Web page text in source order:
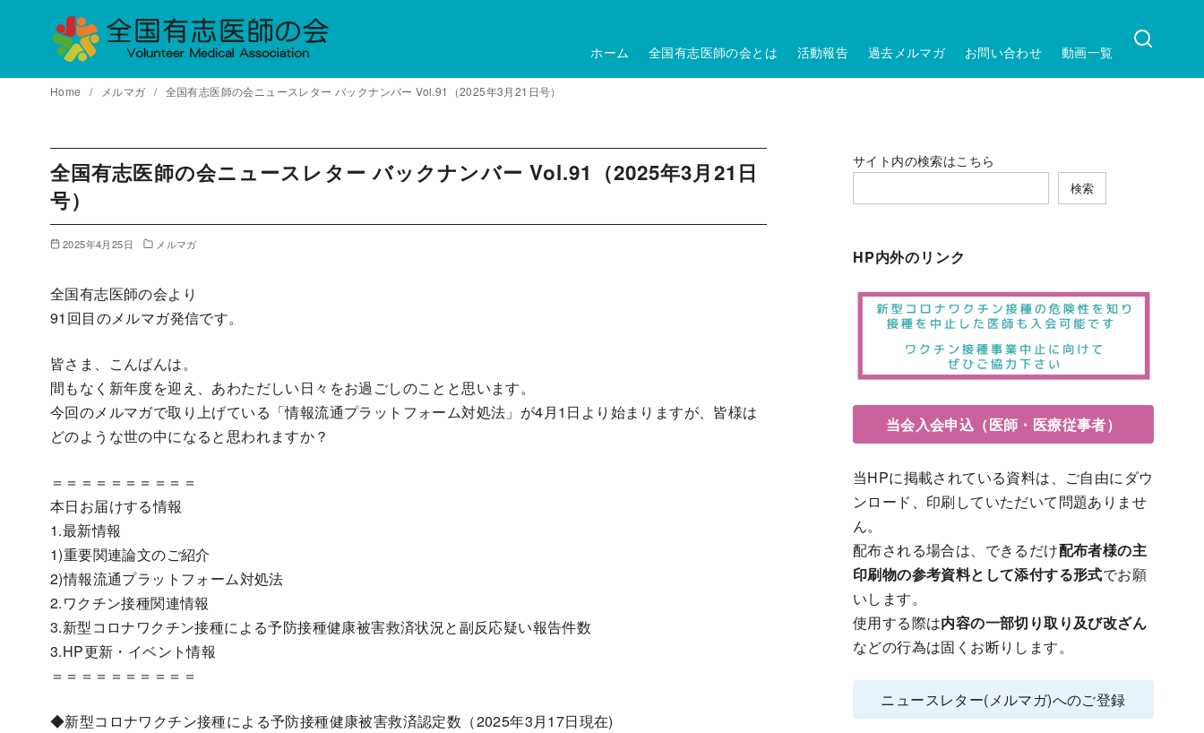
ン
ホーム 全国有志医師の会とは 活動報告 過去メルマガ お問い合わせ 動画一覧
Home メルマガ 全国有志医師の会ニュースレター バックナンバー Vol.91（2025年3月21日号）
全国有志医師の会ニュースレター バックナンバー Vol.91（2025年3月21日
号）
2025年4月25日 メルマガ
全国有志医師の会より
91回目のメルマガ発信です。
皆さま、こんばんは。
間もなく新年度を迎え、あわただしい日々をお過ごしのことと思います。
今回のメルマガで取り上げている「情報流通プラットフォーム対処法」が4月1日より始まりますが、皆様は
どのような世の中になると思われますか？
＝＝＝＝＝＝＝＝＝＝
本日お届けする情報
1.最新情報
1)重要関連論文のご紹介
2)情報流通プラットフォーム対処法
2.ワクチン接種関連情報
3.新型コロナワクチン接種による予防接種健康被害救済状況と副反応疑い報告件数
3.HP更新・イベント情報
＝＝＝＝＝＝＝＝＝＝
◆新型コロナワクチン接種による予防接種健康被害救済認定数（2025年3月17日現在)
サイト内の検索はこちら
検索
HP内外のリンク
当会入会申込（医師・医療従事者）
当HPに掲載されている資料は、ご自由にダウ
ンロード、印刷していただいて問題ありませ
ん。
配布される場合は、できるだけ配布者様の主
印刷物の参考資料として添付する形式でお願
いします。
使用する際は内容の一部切り取り及び改ざん
などの行為は固くお断りします。
ニュースレター(メルマガ)へのご登録